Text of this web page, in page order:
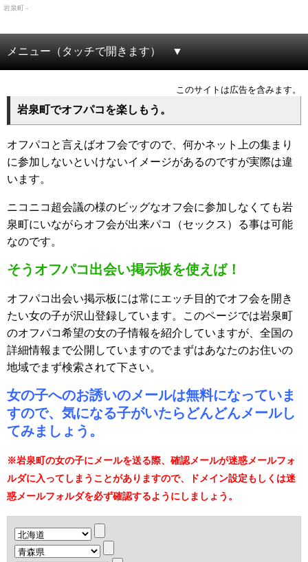
岩泉町 -
メニュー（タッチで開きます）
このサイトは広告を含みます。
岩泉町でオフパコを楽しもう。
オフパコと言えばオフ会ですので、何かネット上の集まり
に参加しないといけないイメージがあるのですが実際は違
います。
ニコニコ超会議の様のビッグなオフ会に参加しなくても岩
泉町にいながらオフ会が出来パコ（セックス）る事は可能
なのです。
そうオフパコ出会い掲示板を使えば！
オフパコ出会い掲示板には常にエッチ目的でオフ会を開き
たい女の子が沢山登録しています。このページでは岩泉町
のオフパコ希望の女の子情報を紹介していますが、全国の
詳細情報まで公開していますのでまずはあなたのお住いの
地域でまず検索されて下さい。
女の子へのお誘いのメールは無料になっていま
すので、気になる子がいたらどんどんメールし
てみましょう。
※岩泉町の女の子にメールを送る際、確認メールが迷惑メールフォ
ルダに入ってしまうことがありますので、ドメイン設定もしくは迷
惑メールフォルダを必ず確認するようにしましょう。